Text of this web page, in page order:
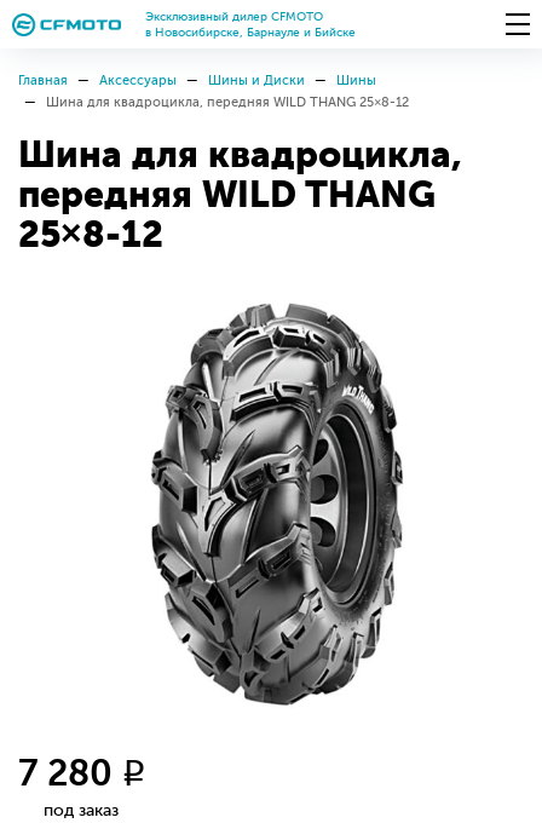
Эксклюзивный дилер CFMOTO
в Новосибирске, Барнауле и Бийске
Главная Аксессуары Шины и Диски
Шины
Шина для квадроцикла, передняя WILD THANG 25×8-12
Шина для квадроцикла,
передняя WILD THANG
25×8-12
7 280 q
под заказ